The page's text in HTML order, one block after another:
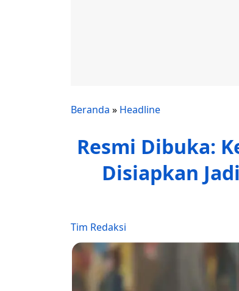
Beranda » Headline
Resmi Dibuka:
Disiapkan
Tim Redaksi